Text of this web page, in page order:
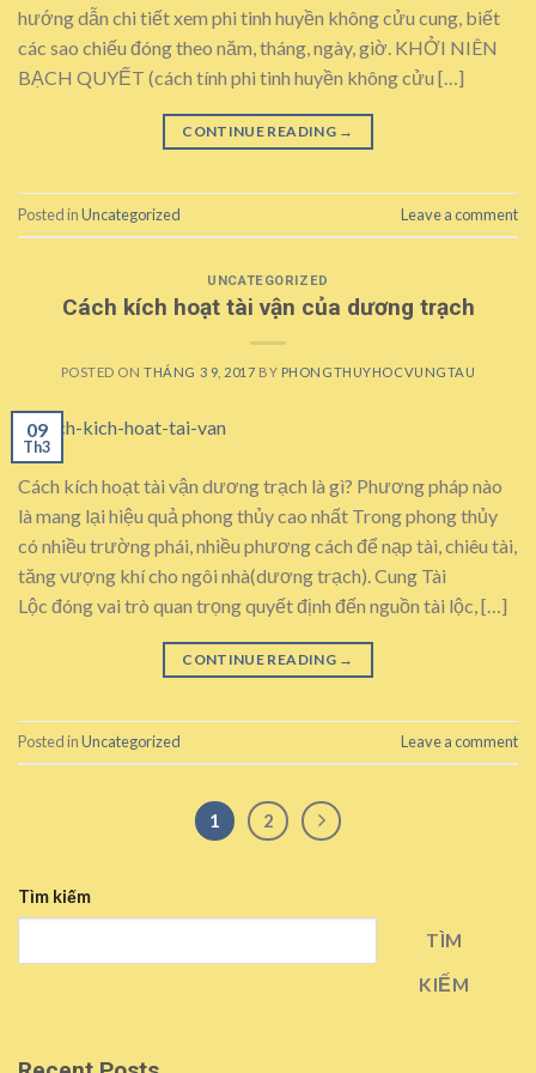
hướng dẫn chi tiết xem phi tinh huyền không cửu cung, biết
các sao chiếu đóng theo năm, tháng, ngày, giờ. KHỞI NIÊN
BẠCH QUYẾT (cách tính phi tinh huyền không cửu […]
CONTINUE READING →
Posted inUncategorized Leave a comment
UNCATEGORIZED
Cách kích hoạt tài vận của dương trạch
POSTED ONTHÁNG 3 9, 2017 BY PHONGTHUYHOCVUNGTAU
09
Th3
Cách kích hoạt tài vận dương trạch là gì? Phương pháp nào
là mang lại hiệu quả phong thủy cao nhất Trong phong thủy
có nhiều trường phái, nhiều phương cách để nạp tài, chiêu tài,
tăng vượng khí cho ngôi nhà(dương trạch). Cung Tài
Lộc đóng vai trò quan trọng quyết định đến nguồn tài lộc, […]
CONTINUE READING →
Posted inUncategorized Leave a comment
1 2
Tìm kiếm
TÌM
KIẾM